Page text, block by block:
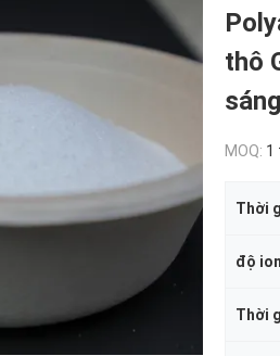
thô
MOQ: 1
Thời
độ ion
Thời